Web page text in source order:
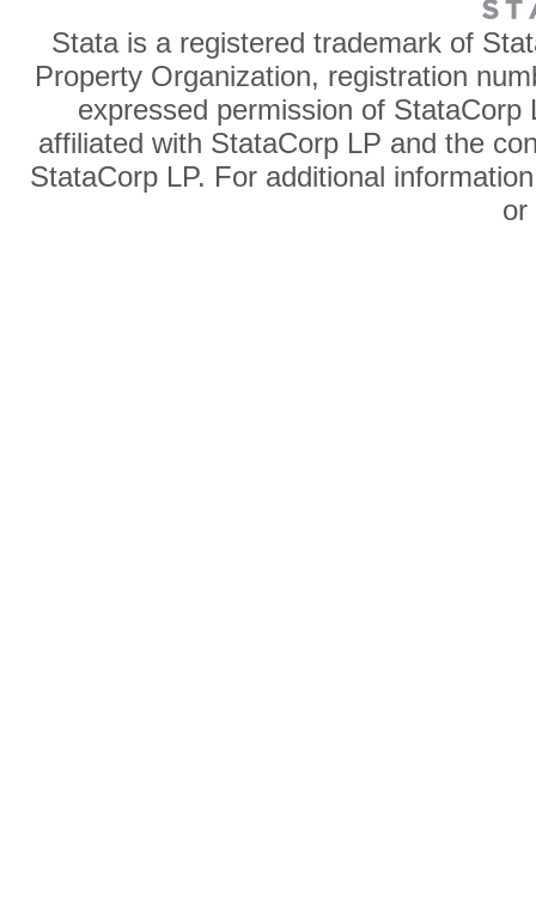
Stata is a registered trademark of
Property Organization, registration
expressed permission of
affiliated with StataCorp LP and the
StataCorp LP. For additional
or